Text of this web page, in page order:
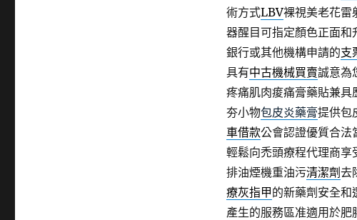
術方式LBV裸視美老花雷
器醒目可指定顏色正面和
銀行或其他機構申請的支
具有中古機械買賣誠意為
疼痛肌肉痠痛膏藥貼兼具
夯小物包皮炎藥膏提供包
車借款公會認證優質合法
輕鬆向禿頭療程代理商享
排油煙機重油污清潔劑去
療灰指甲的新藥劑安全和
產生的服務區准適用於肥